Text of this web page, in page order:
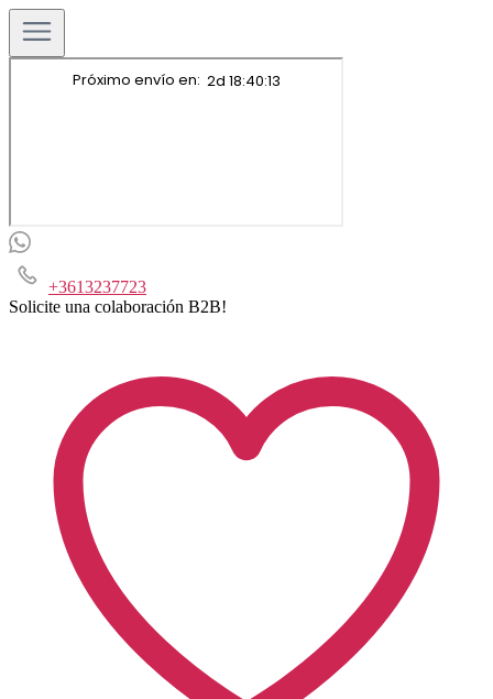
+3613237723
Solicite una colaboración B2B!